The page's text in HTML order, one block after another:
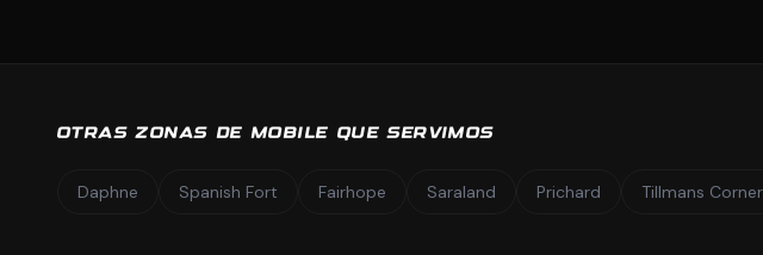
OTRAS ZONAS DE MOBILE QUE SERVIMOS
Daphne Spanish Fort Fairhope Saraland Prichard Tillmans Corner